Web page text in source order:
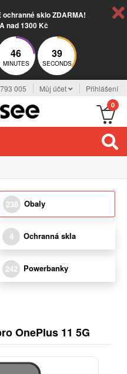
ochranné sklo ZDARMA!
nad 1300 Kč
46
MINUTES
38
SECONDS
005 Můj účet Přihlášení
0
238 Obaly
4 Ochranná skla
242 Powerbanky
OnePlus 11 5G